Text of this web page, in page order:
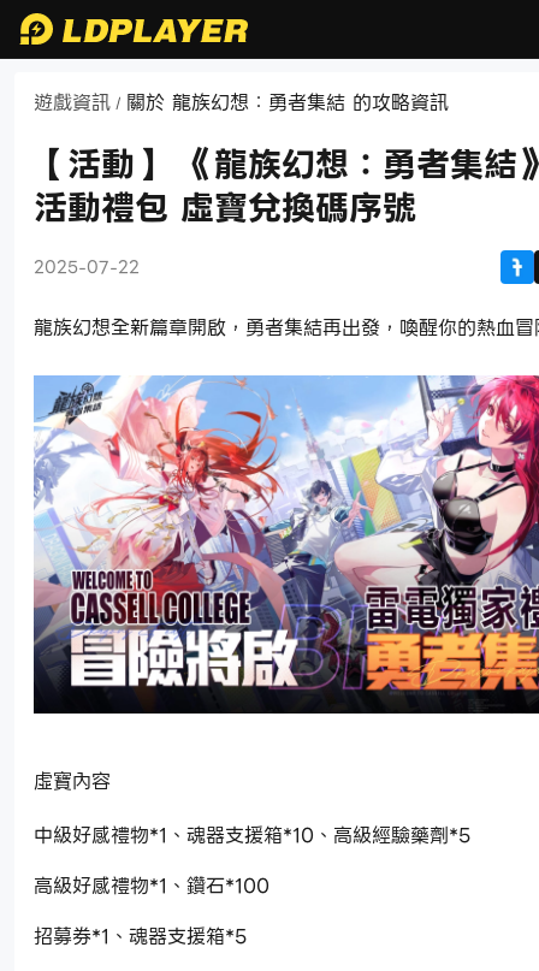
遊戲資訊 / 關於 龍族幻想：勇者集結 的攻略資訊
【活動】 《龍族幻想：勇者集結
活動禮包 虛寶兌換碼序號
2025-07-22
龍族幻想全新篇章開啟，勇者集結再出發，喚醒你的熱血
虛寶內容
中級好感禮物*1、魂器支援箱*10、高級經驗藥劑*5
高級好感禮物*1、鑽石*100
招募券*1、魂器支援箱*5